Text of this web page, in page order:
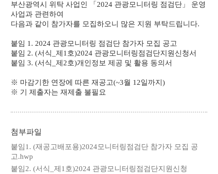
알림마당
관광안내소
부산광역시 위탁 사업인 「2024 관광모니터링 점검단」 운영
사업과 관련하여
다음과 같이 참가자를 모집하오니 많은 지원 부탁드립니다.
붙임 1. 2024 관광모니터링 점검단 참가자 모집 공고
붙임 2. (서식_제1호)2024 관광모니터링점검단지원신청서
붙임 3. (서식_제2호)개인정보 제공 및 활용 동의서
※ 마감기한 연장에 따른 재공고(~3월 12일까지)
※ 기 제출자는 재제출 불필요
첨부파일
붙임1. (재공고배포용)2024모니터링점검단 참가자 모집 공
고.hwp
붙임2. (서식_제1호)2024 관광모니터링점검단지원신청